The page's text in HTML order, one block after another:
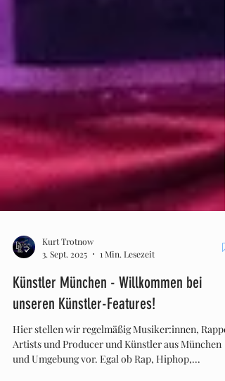
Kurt Trotnow
3. Sept. 2025
1 Min. Lesezeit
Künstler München - Willkommen bei
unseren Künstler-Features!